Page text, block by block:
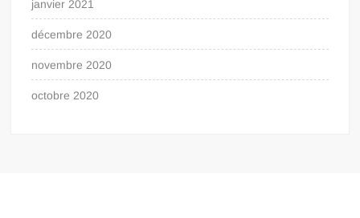
janvier 2021
décembre 2020
novembre 2020
octobre 2020